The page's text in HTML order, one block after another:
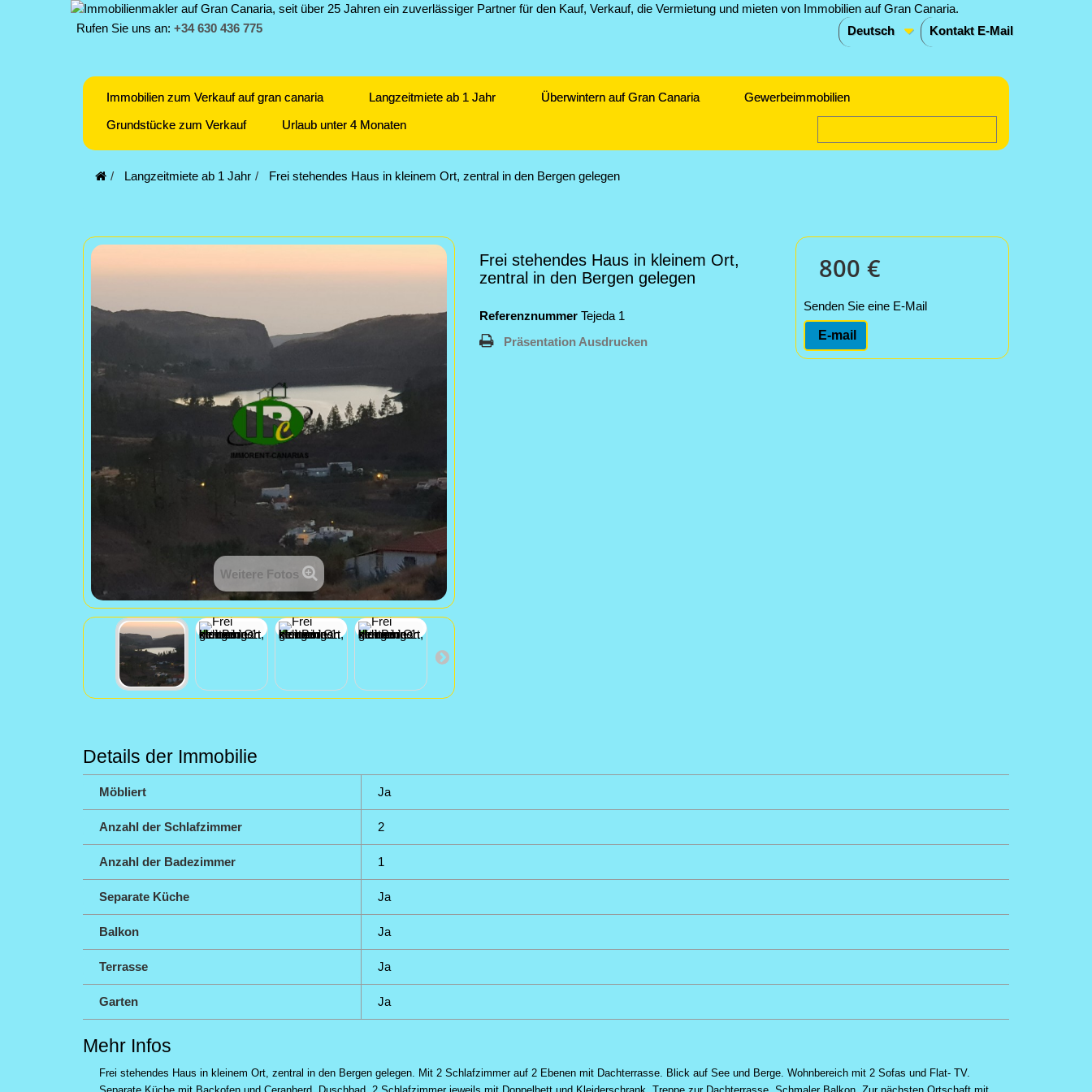
Kontakt E-Mail
Rufen Sie uns an: +34 630 436 775 Deutsch
Immobilien zum Verkauf auf gran canaria Langzeitmiete ab 1 Jahr Überwintern auf Gran Canaria
Gewerbeimmobilien
Grundstücke zum Verkauf
Urlaub unter 4 Monaten
Langzeitmiete ab 1 Jahr Frei stehendes Haus in kleinem Ort, zentral in den Bergen gelegen
Weitere Fotos
Frei stehendes Haus in kleinem Ort,
zentral in den Bergen gelegen
Referenznummer Tejeda 1
Präsentation Ausdrucken
800 €
Senden Sie eine E-Mail
E-mail
Details der Immobilie
Möbliert Ja
Anzahl der Schlafzimmer 2
Anzahl der Badezimmer 1
Separate Küche Ja
Balkon Ja
Terrasse Ja
Garten Ja
Mehr Infos
Frei stehendes Haus in kleinem Ort, zentral in den Bergen gelegen. Mit 2 Schlafzimmer auf 2 Ebenen mit Dachterrasse. Blick auf See und Berge. Wohnbereich mit 2 Sofas und Flat- TV.
Separate Küche mit Backofen und Ceranherd. Duschbad. 2 Schlafzimmer jeweils mit Doppelbett und Kleiderschrank. Treppe zur Dachterrasse. Schmaler Balkon. Zur nächsten Ortschaft mit